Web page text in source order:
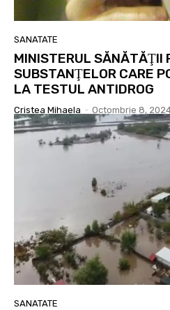
SANATATE
MINISTERUL SĂNĂTĂŢII
SUBSTANŢELOR CARE
LA TESTUL ANTIDROG
Cristea Mihaela - Octombrie 8,
SANATATE